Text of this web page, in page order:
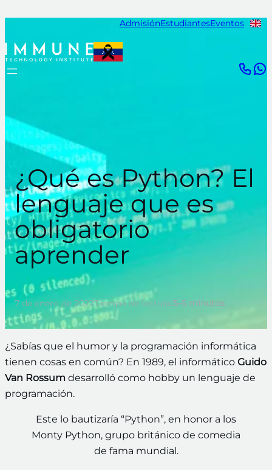
contenido
AdmisiónEstudiantesEventos
¿Qué es Python? El
lenguaje que es
obligatorio
aprender
7 de enero de 2022Tiempo de lectura:3–5 minutos
¿Sabías que el humor y la programación informática
tienen cosas en común? En 1989, el informático Guido
Van Rossum desarrolló como hobby un lenguaje de
programación.
Este lo bautizaría “Python”, en honor a los
Monty Python, grupo británico de comedia
de fama mundial.